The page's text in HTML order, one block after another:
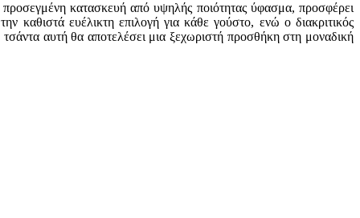
κατασκευή από υψηλής ποιότητας ύφασμα, προσφέρει
καθιστά ευέλικτη επιλογή για κάθε γούστο, ενώ ο διακριτικός
αυτή θα αποτελέσει μια ξεχωριστή προσθήκη στη μοναδική